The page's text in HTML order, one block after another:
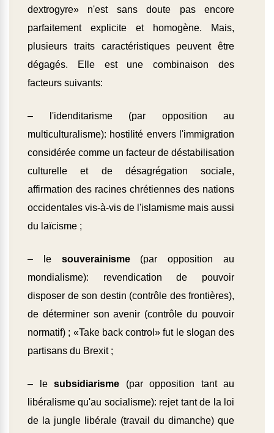
dextrogyre» n'est sans doute pas encore
parfaitement explicite et homogène. Mais,
plusieurs traits caractéristiques peuvent être
dégagés. Elle est une combinaison des
facteurs suivants:
– l'idenditarisme (par opposition au
multiculturalisme): hostilité envers l'immigration
considérée comme un facteur de déstabilisation
culturelle et de désagrégation sociale,
affirmation des racines chrétiennes des nations
occidentales vis-à-vis de l'islamisme mais aussi
du laïcisme ;
– le souverainisme(par opposition au
mondialisme): revendication de pouvoir
disposer de son destin (contrôle des frontières),
de déterminer son avenir (contrôle du pouvoir
normatif) ; «Take back control» fut le slogan des
partisans du Brexit ;
– le subsidiarisme (par opposition tant au
libéralisme qu'au socialisme): rejet tant de la loi
de la jungle libérale (travail du dimanche) que